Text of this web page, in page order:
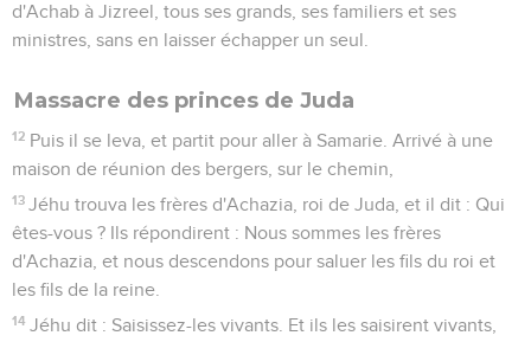
d'Achab à Jizreel, tous ses grands, ses familiers et ses
ministres, sans en laisser échapper un seul.
Massacre des princes de Juda
12 Puis il se leva, et partit pour aller à Samarie. Arrivé à une
maison de réunion des bergers, sur le chemin,
13 Jéhu trouva les frères d'Achazia, roi de Juda, et il dit : Qui
êtes-vous ? Ils répondirent : Nous sommes les frères
d'Achazia, et nous descendons pour saluer les fils du roi et
les fils de la reine.
14 Jéhu dit : Saisissez-les vivants. Et ils les saisirent vivants,